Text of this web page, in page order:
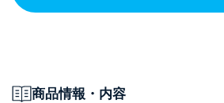
商品情報・内容